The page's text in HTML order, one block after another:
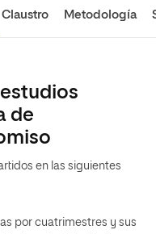
Claustro Metodología
de
en las siguientes
por cuatrimestres y sus